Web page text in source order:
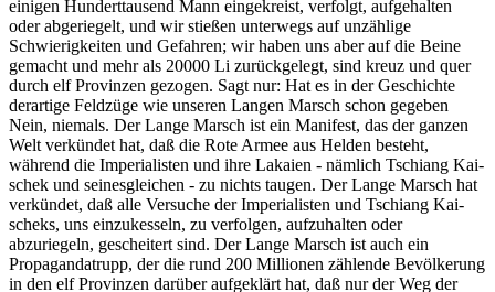
einigen Hunderttausend Mann eingekreist, verfolgt, aufgehalten
oder abgeriegelt, und wir stießen unterwegs auf unzählige
Schwierigkeiten und Gefahren; wir haben uns aber auf die Beine
gemacht und mehr als 20000 Li zurückgelegt, sind kreuz und quer
durch elf Provinzen gezogen. Sagt nur: Hat es in der Geschichte
derartige Feldzüge wie unseren Langen Marsch schon gegeben
Nein, niemals. Der Lange Marsch ist ein Manifest, das der ganzen
Welt verkündet hat, daß die Rote Armee aus Helden besteht,
während die Imperialisten und ihre Lakaien - nämlich Tschiang Kai-
schek und seinesgleichen - zu nichts taugen. Der Lange Marsch hat
verkündet, daß alle Versuche der Imperialisten und Tschiang Kai-
scheks, uns einzukesseln, zu verfolgen, aufzuhalten oder
abzuriegeln, gescheitert sind. Der Lange Marsch ist auch ein
Propagandatrupp, der die rund 200 Millionen zählende Bevölkerung
in den elf Provinzen darüber aufgeklärt hat, daß nur der Weg der